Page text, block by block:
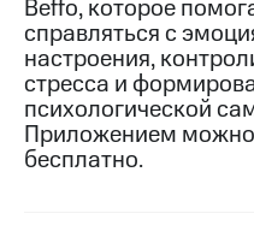
МТС
о технологиях
Достижения
Интервью
Финансовая
Beffo, которое
справляться с
настроения,
стресса и
психологической
Приложением можно
бесплатно.